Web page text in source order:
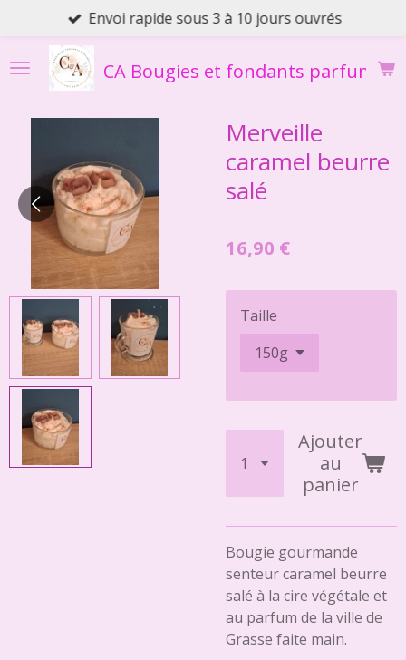
contenu
principal
CA Bougies et fondants parfumés
Envoi rapide sous 3 à 10 jours ouvrés
Merveille
caramel beurre
salé
16,90 €
Taille
Ajouter
au
panier
Bougie gourmande
senteur caramel beurre
salé à la cire végétale et
au parfum de la ville de
Grasse faite main.